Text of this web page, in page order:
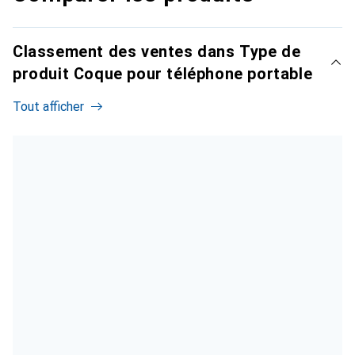
Classement des ventes dans Type de
produit Coque pour téléphone portable
Tout afficher